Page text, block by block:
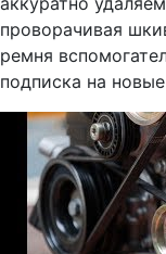
проворачивая
ремня
подписка на